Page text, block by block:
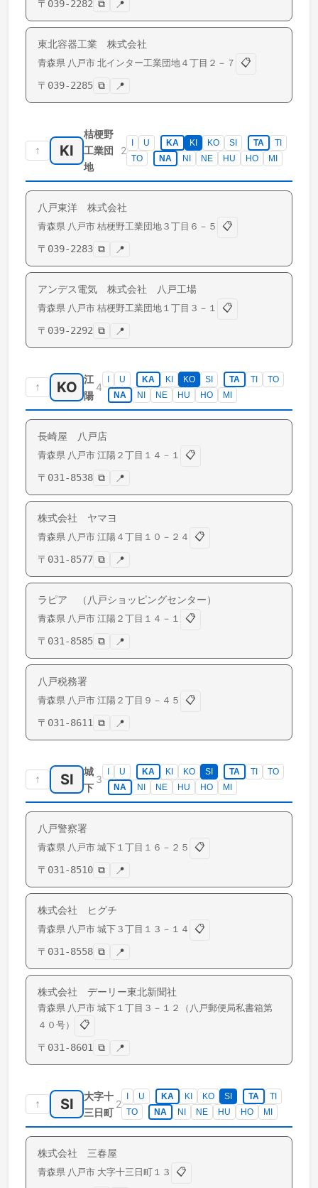
〒 039-2282 ⧉ 📍
東北容器工業 株式会社
青森県 八戸市 北インター工業団地 ４丁目２－７
📋
〒 039-2285 ⧉ 📍
↑ KI
桔梗野
工業団
地
2
I U KA KI KO SI TA
TI
TO
NA NI NE HU HO MI
八戸東洋 株式会社
青森県 八戸市 桔梗野工業団地 ３丁目６－５
📋
〒 039-2283 ⧉ 📍
アンデス電気 株式会社 八戸工場
青森県 八戸市 桔梗野工業団地 １丁目３－１
📋
〒 039-2292 ⧉ 📍
↑ KO 江
陽
4
U KA KI KO SI TA TI
TO
NA
NI NE HU HO MI
長崎屋 八戸店
青森県 八戸市 江陽 ２丁目１４－１
📋
〒 031-8538 ⧉ 📍
株式会社 ヤマヨ
青森県 八戸市 江陽 ４丁目１０－２４
📋
〒 031-8577 ⧉ 📍
ラピア （八戸ショッピングセンター）
青森県 八戸市 江陽 ２丁目１４－１
📋
〒 031-8585 ⧉ 📍
八戸税務署
青森県 八戸市 江陽 ２丁目９－４５
📋
〒 031-8611 ⧉ 📍
↑ SI
城
下
3
U KA KI KO SI TA TI
TO
NA
NI NE HU HO MI
八戸警察署
青森県 八戸市 城下 １丁目１６－２５
📋
〒 031-8510 ⧉ 📍
株式会社 ヒグチ
青森県 八戸市 城下 ３丁目１３－１４
📋
〒 031-8558 ⧉ 📍
株式会社 デーリー東北新聞社
青森県 八戸市 城下 １丁目３－１２（八戸郵便局私書箱第
４０号）
📋
〒 031-8601 ⧉ 📍
↑ SI
大字十
三日町
2
U KA KI KO SI TA
TI
TO
NA NI NE HU HO MI
株式会社 三春屋
青森県 八戸市 大字十三日町 １３
📋